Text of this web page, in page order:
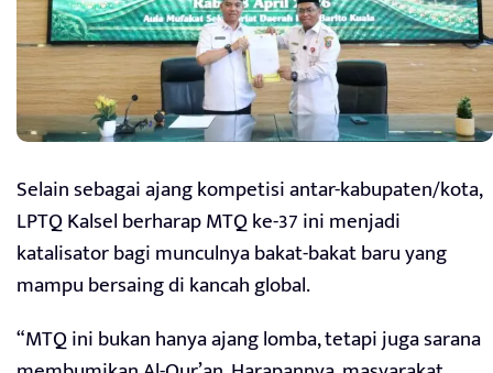
Selain sebagai ajang kompetisi antar-kabupaten/kota,
LPTQ Kalsel berharap MTQ ke-37 ini menjadi
katalisator bagi munculnya bakat-bakat baru yang
mampu bersaing di kancah global.
“MTQ ini bukan hanya ajang lomba, tetapi juga sarana